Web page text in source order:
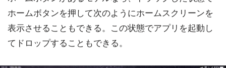
ホームボタンを押して次のようにホームスクリーンを
表示させることもできる。この状態でアプリを起動し
てドロップすることもできる。